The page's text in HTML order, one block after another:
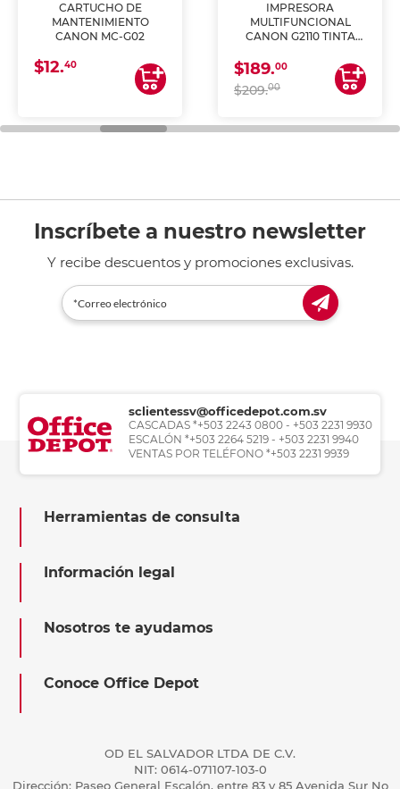
CARTUCHO DE
MANTENIMIENTO
CANON MC-G02
$12.40
IMPRESORA
MULTIFUNCIONAL
CANON G2110 TINTA
$189.00
$209.00
Inscríbete a nuestro newsletter
Y recibe descuentos y promociones exclusivas.
sclientessv@officedepot.com.sv
CASCADAS *+503 2243 0800 - +503 2231 9930
ESCALÓN *+503 2264 5219 - +503 2231 9940
VENTAS POR TELÉFONO *+503 2231 9939
Herramientas de consulta
Información legal
Nosotros te ayudamos
Conoce Office Depot
OD EL SALVADOR LTDA DE C.V.
NIT: 0614-071107-103-0
Dirección: Paseo General Escalón, entre 83 y 85 Avenida Sur No